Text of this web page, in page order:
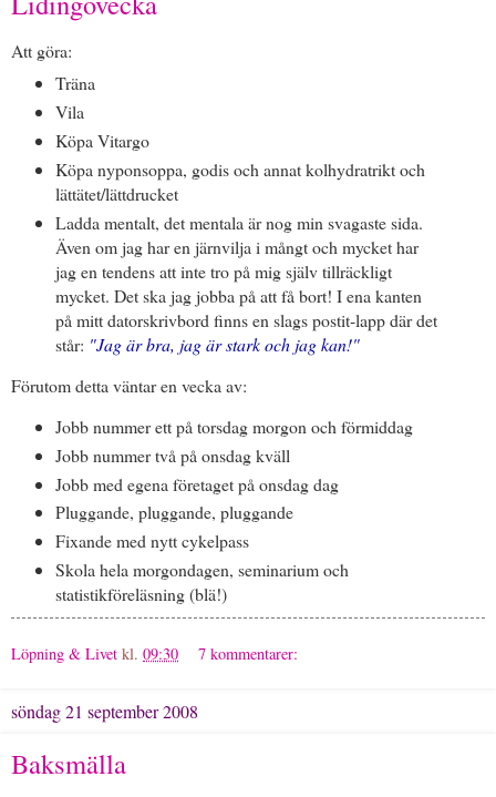
Att göra:
Träna
Vila
Köpa Vitargo
Köpa nyponsoppa, godis och annat kolhydratrikt och
lättätet/lättdrucket
Ladda mentalt, det mentala är nog min svagaste sida.
Även om jag har en järnvilja i mångt och mycket har
jag en tendens att inte tro på mig själv tillräckligt
mycket. Det ska jag jobba på att få bort! I ena kanten
på mitt datorskrivbord finns en slags postit-lapp där det
står: "Jag är bra, jag är stark och jag kan!"
Förutom detta väntar en vecka av:
Jobb nummer ett på torsdag morgon och förmiddag
Jobb nummer två på onsdag kväll
Jobb med egena företaget på onsdag dag
Pluggande, pluggande, pluggande
Fixande med nytt cykelpass
Skola hela morgondagen, seminarium och
statistikföreläsning (blä!)
Löpning & Livet kl. 09:30 7 kommentarer:
söndag 21 september 2008
Baksmälla